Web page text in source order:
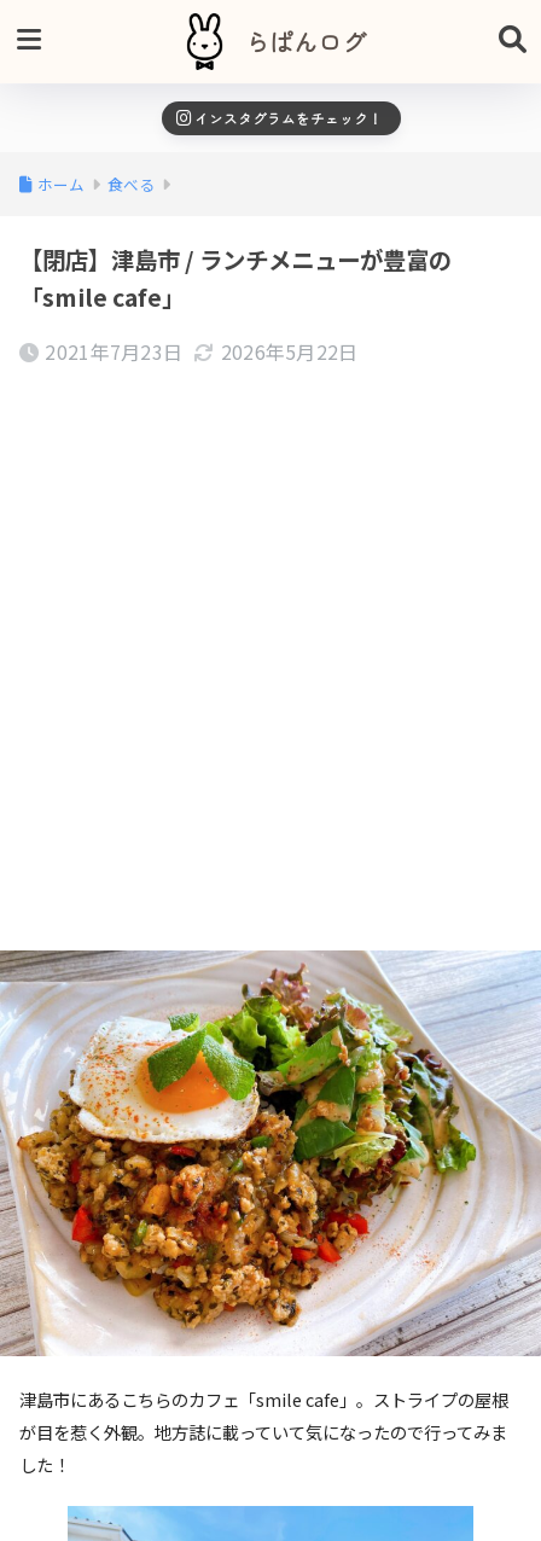
らぱんログ
インスタグラムをチェック！
ホーム 食べる
【閉店】津島市 / ランチメニューが豊富の
「smile cafe」
2021年7月23日 2026年5月22日
津島市にあるこちらのカフェ「smile cafe」。ストライプの屋根
が目を惹く外観。地方誌に載っていて気になったので行ってみま
した！